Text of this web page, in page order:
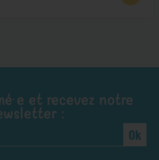
et recevez notre
:
Ok